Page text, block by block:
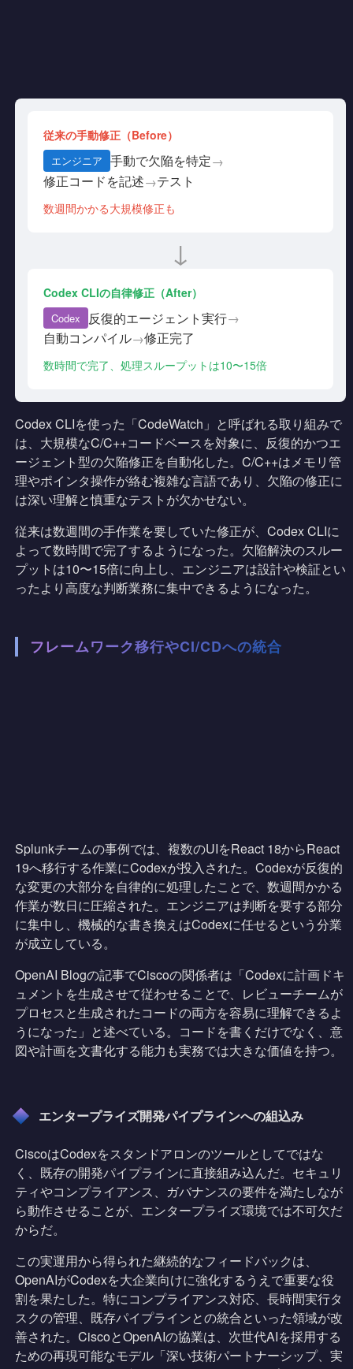
従来の手動修正（Before）
エンジニア 手動で欠陥を特定→
修正コードを記述→テスト
数週間かかる大規模修正も
↓
Codex CLIの自律修正（After）
Codex 反復的エージェント実行→
自動コンパイル→修正完了
数時間で完了、処理スループットは10〜15倍
Codex CLIを使った「CodeWatch」と呼ばれる取り組みで
は、大規模なC/C++コードベースを対象に、反復的かつエ
ージェント型の欠陥修正を自動化した。C/C++はメモリ管
理やポインタ操作が絡む複雑な言語であり、欠陥の修正に
は深い理解と慎重なテストが欠かせない。
従来は数週間の手作業を要していた修正が、Codex CLIに
よって数時間で完了するようになった。欠陥解決のスルー
プットは10〜15倍に向上し、エンジニアは設計や検証とい
ったより高度な判断業務に集中できるようになった。
フレームワーク移行やCI/CDへの統合
Splunkチームの事例では、複数のUIをReact 18からReact
19へ移行する作業にCodexが投入された。Codexが反復的
な変更の大部分を自律的に処理したことで、数週間かかる
作業が数日に圧縮された。エンジニアは判断を要する部分
に集中し、機械的な書き換えはCodexに任せるという分業
が成立している。
OpenAI Blogの記事でCiscoの関係者は「Codexに計画ドキ
ュメントを生成させて従わせることで、レビューチームが
プロセスと生成されたコードの両方を容易に理解できるよ
うになった」と述べている。コードを書くだけでなく、意
図や計画を文書化する能力も実務では大きな価値を持つ。
エンタープライズ開発パイプラインへの組込み
CiscoはCodexをスタンドアロンのツールとしてではな
く、既存の開発パイプラインに直接組み込んだ。セキュリ
ティやコンプライアンス、ガバナンスの要件を満たしなが
ら動作させることが、エンタープライズ環境では不可欠だ
からだ。
この実運用から得られた継続的なフィードバックは、
OpenAIがCodexを大企業向けに強化するうえで重要な役
割を果たした。特にコンプライアンス対応、長時間実行タ
スクの管理、既存パイプラインとの統合といった領域が改
善された。CiscoとOpenAIの協業は、次世代AIを採用する
ための再現可能なモデル「深い技術パートナーシップ、実